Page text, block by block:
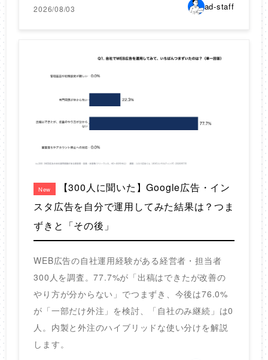
2026/08/03 ad-staff
New
【300人に聞いた】Google広告・イン
スタ広告を自分で運用してみた結果は？つま
ずきと「その後」
WEB広告の自社運用経験がある経営者・担当者
300人を調査。77.7%が「出稿はできたが改善の
やり方が分からない」でつまずき、今後は76.0%
が「一部だけ外注」を検討、「自社のみ継続」は0
人。内製と外注のハイブリッドな使い分けを解説
します。